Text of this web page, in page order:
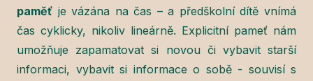
paměť je vázána na čas – a předškolní dítě vnímá
čas cyklicky, nikoliv lineárně. Explicitní pameť nám
umožňuje zapamatovat si novou či vybavit starší
informaci, vybavit si informace o sobě - souvisí s